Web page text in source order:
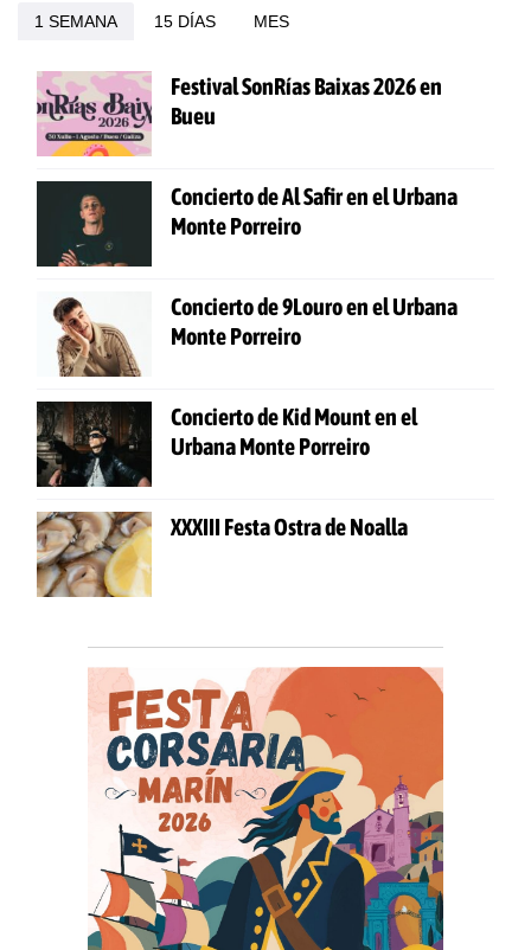
1 SEMANA 15 DÍAS MES
Festival SonRías Baixas 2026 en
Bueu
Concierto de Al Safir en el Urbana
Monte Porreiro
Concierto de 9Louro en el Urbana
Monte Porreiro
Concierto de Kid Mount en el
Urbana Monte Porreiro
XXXIII Festa Ostra de Noalla